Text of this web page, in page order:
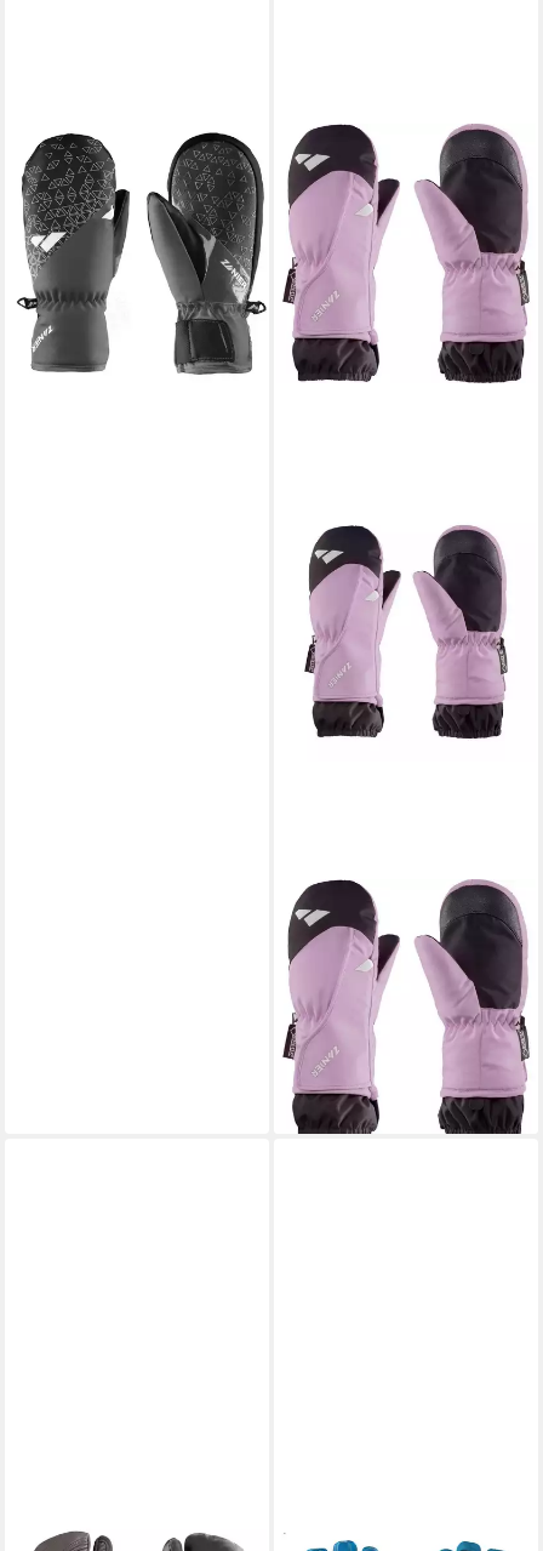
ZANIER
Skihandschuhe SILLIAN.STX
Mitten Hochfunktionelle
Kinder-Fäustlinge mit
SYMPATEX® Membran und
43,25 €
UVP 49,99 €
-13%
lieferbar - in 2-3 Werktagen bei dir
ZANIER
Skihandschuhe KIDS.GTX
Warme, wasserdichte Kinder-
Skihandschuhe mit Gore-Tex®
und
38,45 €
lieferbar - in 2-3 Werktagen bei dir